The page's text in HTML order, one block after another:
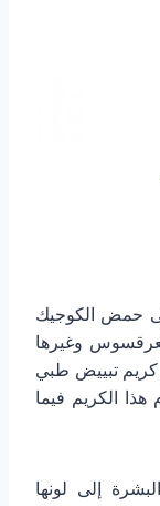
حمض الكوجيك
وغيرها
كريم تبييض طبي
الكريم فيما
إلى لونها